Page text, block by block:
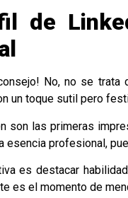
de
No, no se
un toque sutil pero
son las primeras
esencia profesional,
es destacar
es el momento de